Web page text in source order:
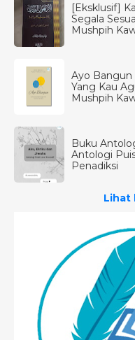
[Eksklusif]
Segala
Mushpih
Ayo Bangun
Yang Kau
Mushpih
Buku
Antologi
Penadiksi
Lihat